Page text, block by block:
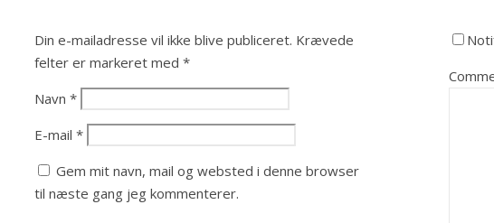
Din e-mailadresse vil ikke blive publiceret. Krævede
felter er markeret med *
Navn *
E-mail *
Gem mit navn, mail og websted i denne browser
til næste gang jeg kommenterer.